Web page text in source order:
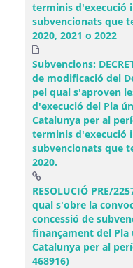
terminis d'execució
subvencionats que
2020, 2021 o 2022
Subvencions:
de modificació del
pel qual s'aproven
d'execució del Pla
Catalunya per al
terminis d'execució
subvencionats que
2020.
RESOLUCIÓ PRE/
qual s'obre la
concessió de
finançament del Pla
Catalunya per al
468916)(Obre una